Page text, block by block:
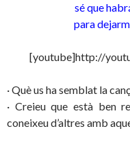
sé que
para
[youtube]http://
· Què us ha semblat la
· Creieu que està ben
coneixeu d’altres amb